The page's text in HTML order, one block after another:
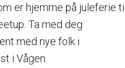
er hjemme på juleferie til
Ta med deg
med nye folk i
i Vågen.